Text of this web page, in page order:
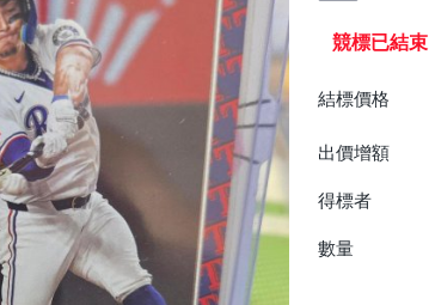
競標已結束
結標價格
出價增額
得標者
數量